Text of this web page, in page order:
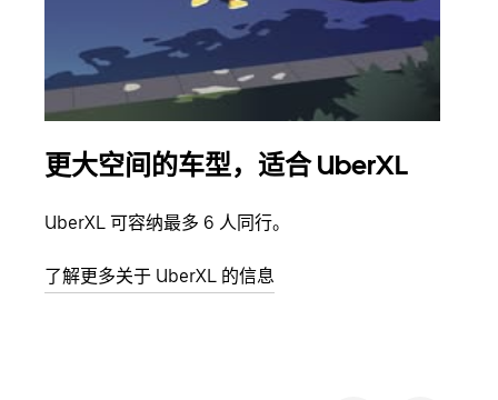
更大空间的车型，适合 UberXL
UberXL 可容纳最多 6 人同行。
了解更多关于 UberXL 的信息